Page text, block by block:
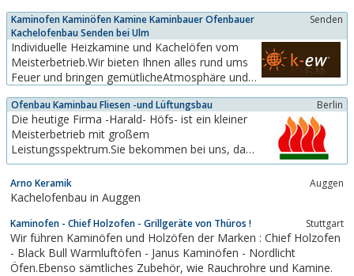
zum Heimkamin. Die Form und Farbe der
Anlage wird individuell nach den Wünschen des
Kunden geplant mit neuester Technik
ausgestattet und ausgeführt.Die...
Kaminofen Kaminöfen Kamine Kaminbauer Ofenbauer
Kachelofenbau Senden bei Ulm
Senden
Individuelle Heizkamine und Kachelöfen vom
Meisterbetrieb.Wir bieten Ihnen alles rund ums
Feuer und bringen gemütlicheAtmosphäre und
einentraditionellen Kachelofen, einen Heizkamin
mit großer Sichtscheibeoder einen Kaminofen
suchen.In unserer großen Ausstellung, mit mehr
als 100...
Ofenbau Kaminbau Fliesen -und Lüftungsbau Berlin
Die heutige Firma -Harald- Höfs- ist ein kleiner
Meisterbetrieb mit großem
Leistungsspektrum.Sie bekommen bei uns, das
nach Ihren Wünschen gebaute Meisterstück bis
hin zum exklusiven Modell der gehobenen
Preisklasse und auch die sehr preiswerten Öfen
und Kamine aus den Serienproduktionen. Wir
arbeiten in allen Stilrichtungen...
Arno Keramik Auggen
Kachelofenbau in Auggen
Kaminofen - Chief Holzofen - Grillgeräte von Thüros ! Stuttgart
Wir führen Kaminöfen und Holzöfen der Marken : Chief Holzofen
- Black Bull Warmluftöfen - Janus Kaminöfen - Nordlicht
Öfen.Ebenso sämtliches Zubehör, wie Rauchrohre und Kamine.